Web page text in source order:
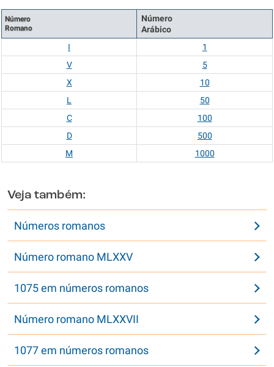
Número
Romano
Número
Arábico
I
1
V
5
X
10
L
50
C
100
D
500
M
1000
Veja também:
Números romanos
Número romano MLXXV
1075 em números romanos
Número romano MLXXVII
1077 em números romanos